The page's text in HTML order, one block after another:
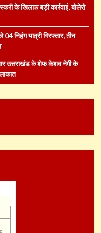
के खिलाफ बड़ी कार्रवाई, बोलेरो
04 निहंग यात्री गिरफ्तार, तीन
उत्तराखंड के शेफ केशव नेगी के